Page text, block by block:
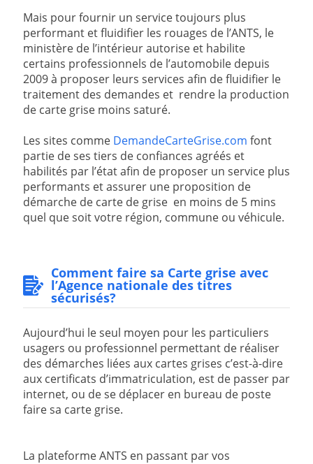
Mais pour fournir un service toujours plus
performant et fluidifier les rouages de l’ANTS, le
ministère de l’intérieur autorise et habilite
certains professionnels de l’automobile depuis
2009 à proposer leurs services afin de fluidifier le
traitement des demandes et rendre la production
de carte grise moins saturé.
Les sites comme DemandeCarteGrise.com font
partie de ses tiers de confiances agréés et
habilités par l’état afin de proposer un service plus
performants et assurer une proposition de
démarche de carte de grise en moins de 5 mins
quel que soit votre région, commune ou véhicule.
Comment faire sa Carte grise avec
l’Agence nationale des titres
sécurisés?
Aujourd’hui le seul moyen pour les particuliers
usagers ou professionnel permettant de réaliser
des démarches liées aux cartes grises c’est-à-dire
aux certificats d’immatriculation, est de passer par
internet, ou de se déplacer en bureau de poste
faire sa carte grise.
La plateforme ANTS en passant par vos